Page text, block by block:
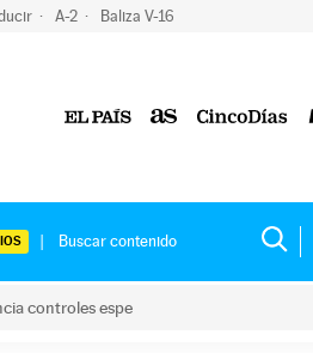
A-2 Baliza V-16
controles espe